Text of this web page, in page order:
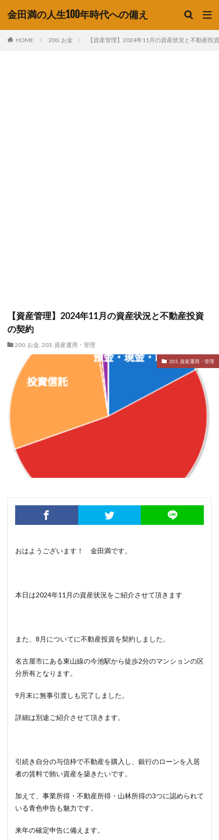
金田満の人生100年時代への備え
HOME 200. お金 【資産管理】2024年11月の資産状況と不動産投
【資産管理】2024年11月の資産状況と不動産投資
の契約
200. お金, 203. 資産運用・管理
203. 資産運用・管理
おはようございます！ 金田満です。
本日は2024年11月の資産状況をご紹介させて頂きます
また、8月についてに不動産投資を契約しました。
名古屋市にある東山線の今池駅から徒歩2分のマンションの区
分所有となります。
9月末に無事引渡しも完了しました。
詳細は別途ご紹介させて頂きます。
引続き自分の与信枠で不動産を購入し、銀行のローンを入居
者の賃料で賄い資産を築きたいです。
加えて、事業所得・不動産所得・山林所得の3つに認められて
いる青色申告も魅力です。
来年の確定申告に備えます。